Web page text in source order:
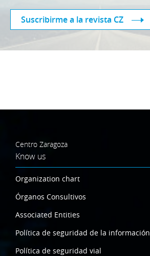
Suscribirme a la revista CZ
Centro Zaragoza
Know us
Organization chart
Órganos Consultivos
Associated Entities
Política de seguridad de la información
Política de seguridad vial